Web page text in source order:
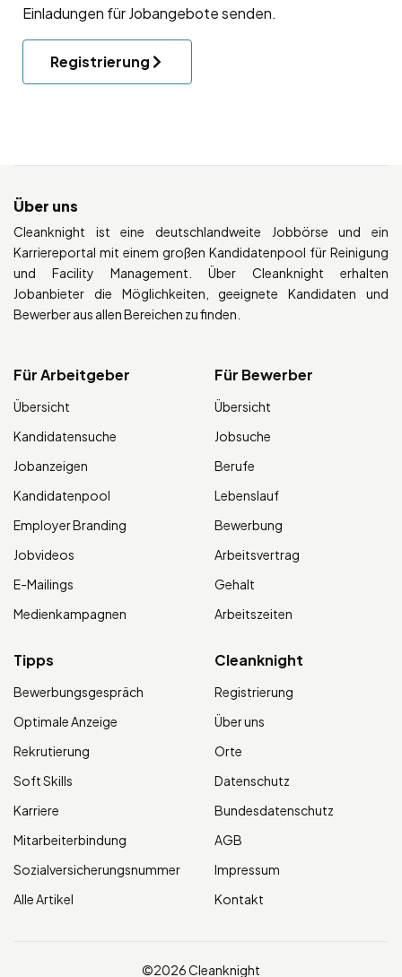
Einladungen für Jobangebote senden.
Registrierung
Über uns
Cleanknight ist eine deutschlandweite Jobbörse und ein
Karriereportal mit einem großen Kandidatenpool für Reinigung
und Facility Management. Über Cleanknight erhalten
Jobanbieter die Möglichkeiten, geeignete Kandidaten und
Bewerber aus allen Bereichen zu finden.
Für Arbeitgeber
Übersicht
Kandidatensuche
Jobanzeigen
Kandidatenpool
Employer Branding
Jobvideos
E-Mailings
Medienkampagnen
Für Bewerber
Übersicht
Jobsuche
Berufe
Lebenslauf
Bewerbung
Arbeitsvertrag
Gehalt
Arbeitszeiten
Tipps
Bewerbungsgespräch
Optimale Anzeige
Rekrutierung
Soft Skills
Karriere
Mitarbeiterbindung
Sozialversicherungsnummer
Alle Artikel
Cleanknight
Registrierung
Über uns
Orte
Datenschutz
Bundesdatenschutz
AGB
Impressum
Kontakt
©2026 Cleanknight